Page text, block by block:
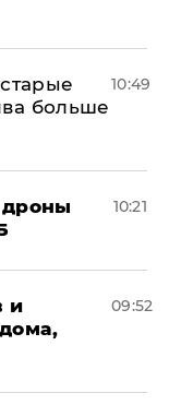
больше
10:49
дроны
10:21
и
09:52